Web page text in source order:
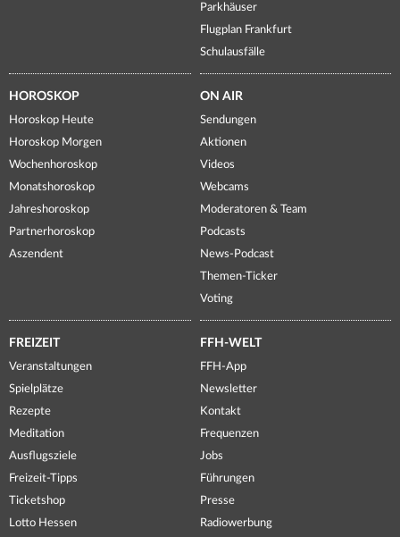
Parkhäuser
Flugplan Frankfurt
Schulausfälle
HOROSKOP
Horoskop Heute
Horoskop Morgen
Wochenhoroskop
Monatshoroskop
Jahreshoroskop
Partnerhoroskop
Aszendent
ON AIR
Sendungen
Aktionen
Videos
Webcams
Moderatoren & Team
Podcasts
News-Podcast
Themen-Ticker
Voting
FREIZEIT
Veranstaltungen
Spielplätze
Rezepte
Meditation
Ausflugsziele
Freizeit-Tipps
Ticketshop
Lotto Hessen
FFH-WELT
FFH-App
Newsletter
Kontakt
Frequenzen
Jobs
Führungen
Presse
Radiowerbung